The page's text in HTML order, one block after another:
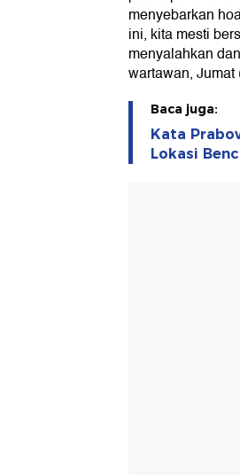
menyebarkan
ini, kita mesti
menyalahkan
wartawan, Jumat
Baca juga:
Kata
Lokasi